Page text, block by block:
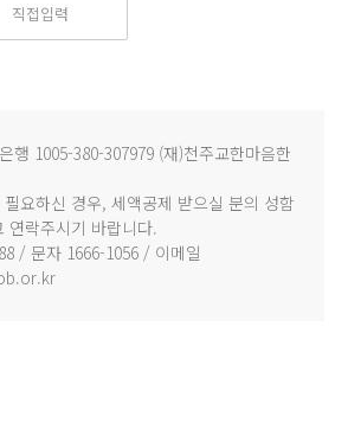
행 1005-380-307979 (재)천주교한마음한
요하신 경우, 세액공제 받으실 분의 성함
연락주시기 바랍니다.
/ 문자 1666-1056 / 이메일